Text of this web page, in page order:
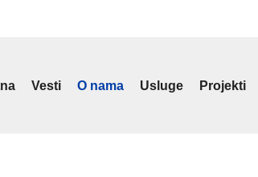
Vesti O nama Usluge Projekti